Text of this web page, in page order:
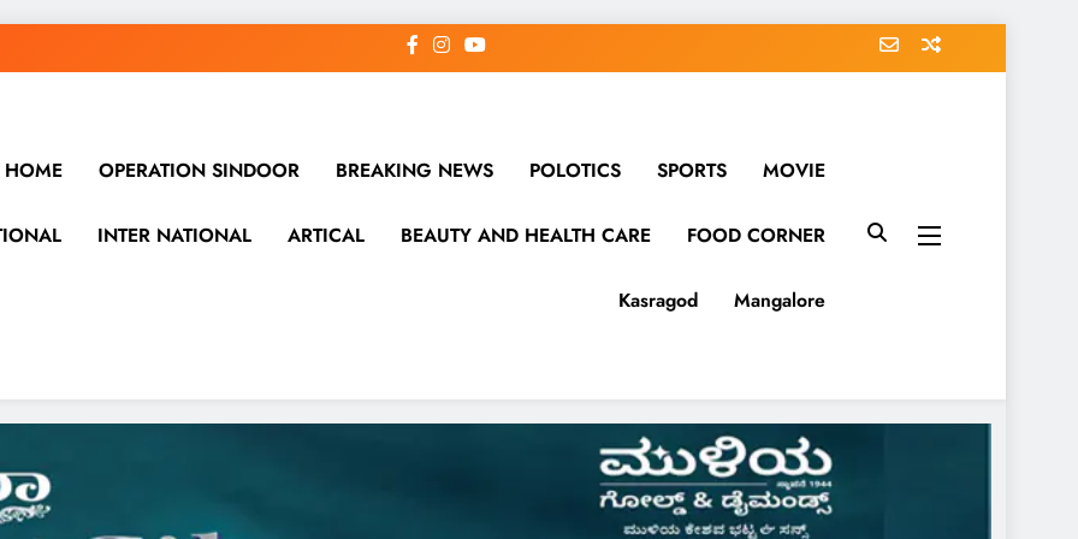
HOME OPERATION SINDOOR BREAKING NEWS POLOTICS SPORTS MOVIE
INTER NATIONAL ARTICAL BEAUTY AND HEALTH CARE FOOD CORNER
Kasragod Mangalore